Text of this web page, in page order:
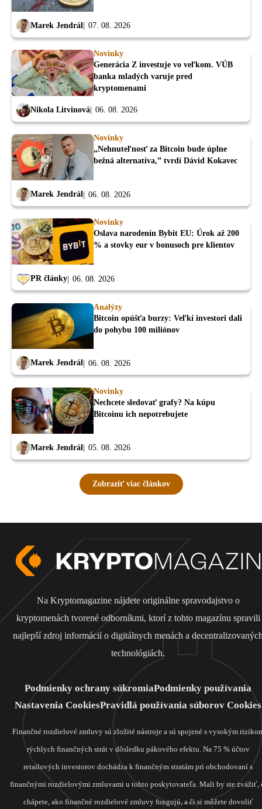
Marek Jendrál 07. 08. 2026
Novinky
Generácia Z investuje vo veľkom. VÚB
banka mladých varuje pred
kryptomenami
Nikola Litvinová 06. 08. 2026
Novinky
„Nehnuteľnosť za Bitcoin bude úplne
bežná alternatíva,” tvrdí Dávid Kokavec
Marek Jendrál 06. 08. 2026
Novinky
Oslava narodenín Bybit EU: Úrok až 200
% a stovky eur v bonusoch pre klientov
PR články 06. 08. 2026
Analýzy
Bitcoin opúšťa burzy: Veľkí investori dali
do pohybu 100 miliónov
Marek Jendrál 06. 08. 2026
Novinky
Nechcete sledovať grafy? Na kúpu
Bitcoinu ich nepotrebujete
Marek Jendrál 05. 08. 2026
Zobraziť viac článkov
Na Kryptomagazine nájdete originálne spravodajstvo o
kryptomenách tvorené odborníkmi, ktorí z tohto magazínu spravili
najlepší zdroj informácií o digitálnych menách a
technológiách.
Podmienky ochrany súkromiaPodmienky používania
Nastavenia CookiesPravidlá používania súborov Cookies
Finančné rozdielové zmluvy sú zložité nástroje a sú spojené s vysokým
rýchlych finančných strát v dôsledku pákového efektu. Na 75 % účtov
retailových investorov dochádza k finančným stratám pri obchodovaní s
finančnými rozdielovými zmluvami u tohto poskytovateľa. Mali by ste zvážiť,
chápete, ako finančné rozdielové zmluvy fungujú, a či si môžete dovoliť